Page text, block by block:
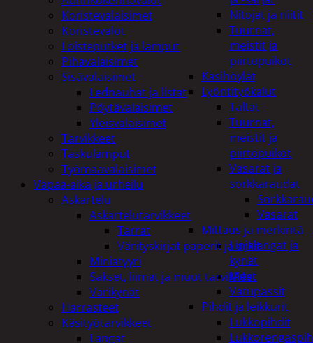
Nitojat ja niitit
Tuurnat,
meistit ja
piirtopuikot
Käsihöylät
Lyöntityökalut
Taltat
Tuurnat,
meistit ja
piirtopuikot
Vasarat ja
sorkkaraudat
Vasarat
Mittaus ja merkintä
Linjalangat ja
kynät
Mitat
Vatupassit
Pihdit ja leikkurit
Lukkopihdit
Koristevalaisimet
Koristevalot
Loisteputket ja lamput
Pihavalaisimet
Sisävalaisimet
Lednauhat ja listat
Pöytävalaisimet
Yleisvalaisimet
Tarvikkeet
Taskulamput
Työmaavalaisimet
Vapaa-aika ja urheilu
Askartelu
Askartelutarvikkeet
Tarrat
Värityskirjat paperit ja arkit
Miniatyyri
Sakset, liimat ja muut tarvikkeet
Värikynät
Harrasteet
Käsityötarvikkeet
Langat